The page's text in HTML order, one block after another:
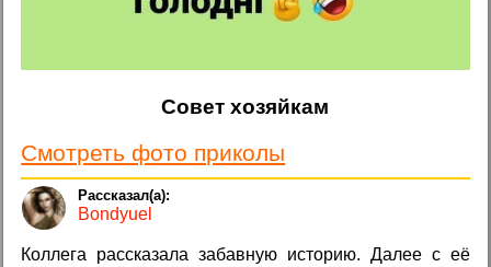
Совет хозяйкам
Смотреть фото приколы
Bondyuel
Коллега рассказала забавную историю. Далее с её